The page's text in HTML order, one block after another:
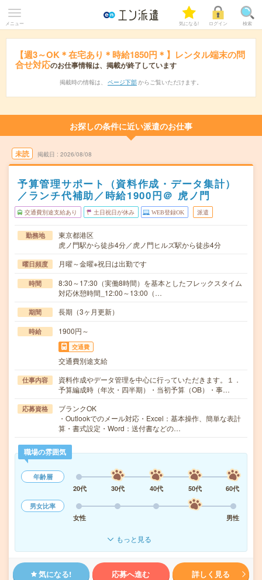
メニュー 気になる! ログイン 検索
【週3～OK＊在宅あり＊時給1850円＊】レンタル端末の問
合せ対応のお仕事情報は、掲載が終了しています
掲載時の情報は、 ページ下部 からご覧いただけます。
お探しの条件に近い派遣のお仕事
未読 掲載日 2026/08/08
予算管理サポート（資料作成・データ集計）
／ランチ代補助／時給1900円＠ 虎ノ門
交通費別途支給あり 土日祝日が休み WEB登録OK 派遣
勤務地
東京都港区
虎ノ門駅から徒歩4分／虎ノ門ヒルズ駅から徒歩4分
曜日頻度 月曜～金曜※祝日は出勤です
時間
8:30～17:30（実働8時間）を基本としたフレックスタイム
対応休憩時間_12:00～13:00（…
期間 長期（3ヶ月更新）
時給 1900円～
交通費
交通費別途支給
仕事内容
資料作成やデータ管理を中心に行っていただきます。１．
予算編成時（年次・四半期）・当初予算（OB）・事…
応募資格
ブランクOK
・Outlookでのメール対応・Excel：基本操作、簡単な表計
算・書式設定・Word：送付書などの…
職場の雰囲気
年齢層
20代
30代 40代 50代
60代
男女比率
女性
男性
もっと見る
気になる! 応募へ進む 詳しく見る